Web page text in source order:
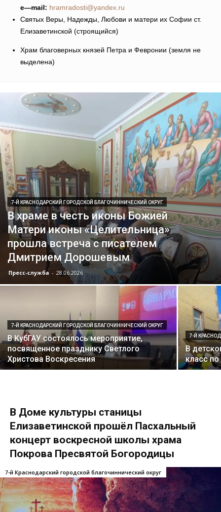
e—mail: hramradosti@yandex.ru
Святых Веры, Надежды, Любови и матери их Софии ст.
Елизаветинской (строящийся)
Храм благоверных князей Петра и Февронии (земля не
выделена)
7-Й КРАСНОДАРСКИЙ ГОРОДСКОЙ БЛАГОЧИННИЧЕСКИЙ ОКРУГ
В храме в честь иконы Божией
Матери иконы «Целительница»
прошла встреча с писателем
Дмитрием Дорошевым
Пресс-служба - 28.06.2026
7-Й КРАСНОДАРСКИЙ ГОРОДСКОЙ БЛАГОЧИННИЧЕСКИЙ ОКРУГ
В КубГАУ состоялось мероприятие,
посвященное празднику Светлого
Христова Воскресения
7-Й
В
класс
В Доме культуры станицы
Елизаветинской прошёл Пасхальный
концерт воскресной школы храма
Покрова Пресвятой Богородицы
7-й Краснодарский городской благочиннический округ